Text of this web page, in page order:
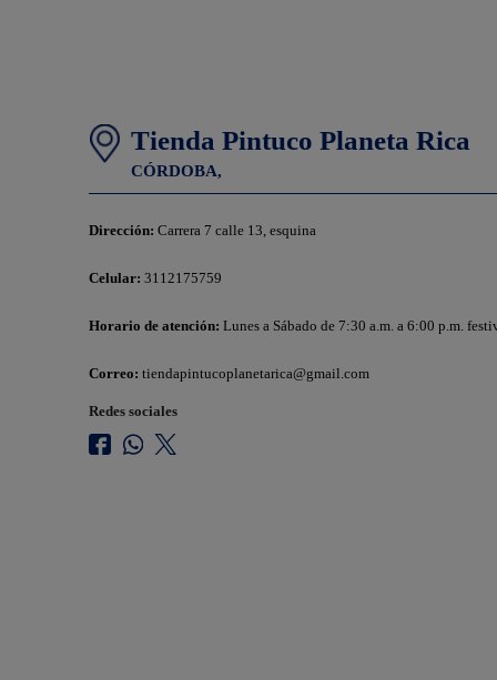
Tienda Pintuco Planeta Rica
CÓRDOBA,
Dirección: Carrera 7 calle 13, esquina
Celular: 3112175759
Horario de atención: Lunes a Sábado de 7:30 a.m. a 6:00 p.m.
Correo: tiendapintucoplanetarica@gmail.com
Redes sociales